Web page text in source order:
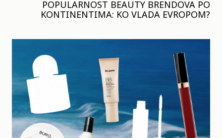
POPULARNOST BEAUTY BRENDOVA PO
KONTINENTIMA: KO VLADA EVROPOM?